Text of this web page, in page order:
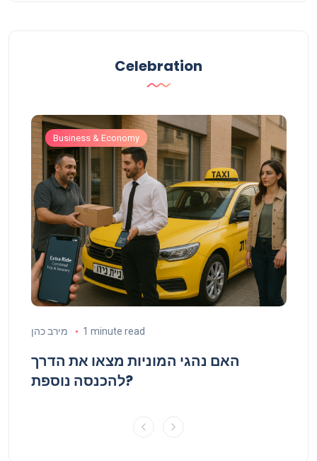
Celebration
Business & Economy
מירב כהן 1 minute read
האם נהגי המוניות מצאו את הדרך
להכנסה נוספת?